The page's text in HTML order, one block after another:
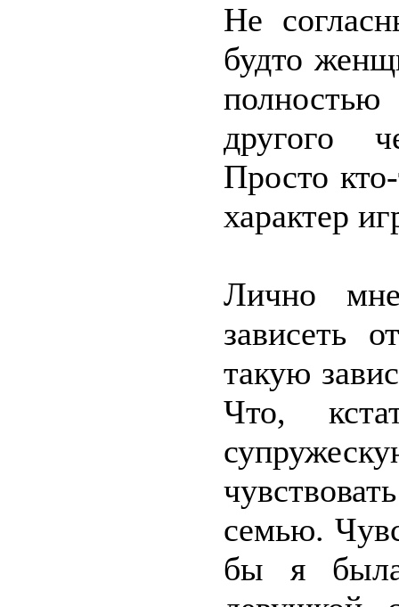
Не
будто
другого
Просто
характер
Лично
зависеть
такую
Что,
семью.
бы я была